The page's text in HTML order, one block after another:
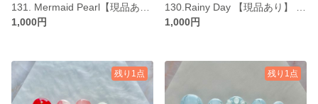
1,000円
1,000円
残り1点 残り1点